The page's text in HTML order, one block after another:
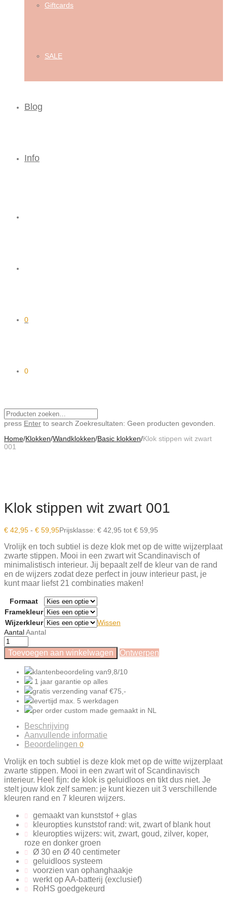
Giftcards
SALE
Blog
Info
0
0
press Enter to search Zoekresultaten: Geen producten gevonden.
Home/Klokken/Wandklokken/Basic klokken/Klok stippen wit zwart
001
Klok stippen wit zwart 001
€ 42,95 - € 59,95Prijsklasse: € 42,95 tot € 59,95
Vrolijk en toch subtiel is deze klok met op de witte wijzerplaat
zwarte stippen. Mooi in een zwart wit Scandinavisch of
minimalistisch interieur. Jij bepaalt zelf de kleur van de rand
en de wijzers zodat deze perfect in jouw interieur past, je
kunt maar liefst 21 combinaties maken!
Formaat
Framekleur
Wijzerkleur
Wissen
AantalAantal
Toevoegen aan winkelwagen Ontwerpen
klantenbeoordeling van9,8/10
1 jaar garantie op alles
gratis verzending vanaf €75,-
levertijd max. 5 werkdagen
per order custom made gemaakt in NL
Beschrijving
Aanvullende informatie
Beoordelingen 0
Vrolijk en toch subtiel is deze klok met op de witte wijzerplaat
zwarte stippen. Mooi in een zwart wit of Scandinavisch
interieur. Heel fijn: de klok is geluidloos en tikt dus niet. Je
stelt jouw klok zelf samen: je kunt kiezen uit 3 verschillende
kleuren rand en 7 kleuren wijzers.
gemaakt van kunststof + glas
kleuropties kunststof rand: wit, zwart of blank hout
kleuropties wijzers: wit, zwart, goud, zilver, koper,
roze en donker groen
Ø 30 en Ø 40 centimeter
geluidloos systeem
voorzien van ophanghaakje
werkt op AA-batterij (exclusief)
RoHS goedgekeurd